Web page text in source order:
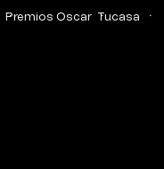
Premios Oscar
Tucasa